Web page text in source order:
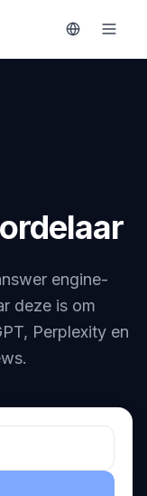
engine-
deze is om
Perplexity en